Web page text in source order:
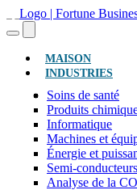
MAISON
INDUSTRIES
Soins de santé
Produits
Informatique
Machines et
Énergie et
Semi-
Analyse de la